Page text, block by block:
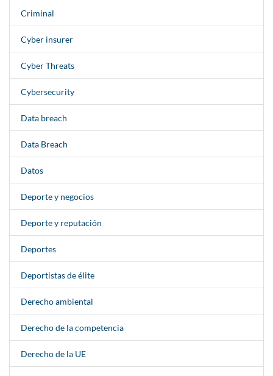
Criminal
Cyber insurer
Cyber Threats
Cybersecurity
Data breach
Data Breach
Datos
Deporte y negocios
Deporte y reputación
Deportes
Deportistas de élite
Derecho ambiental
Derecho de la competencia
Derecho de la UE